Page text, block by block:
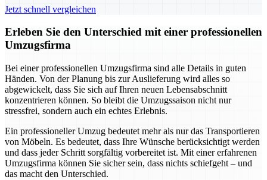
Jetzt schnell vergleichen
Erleben Sie den Unterschied mit einer professionellen
Umzugsfirma
Bei einer professionellen Umzugsfirma sind alle Details in guten
Händen. Von der Planung bis zur Auslieferung wird alles so
abgewickelt, dass Sie sich auf Ihren neuen Lebensabschnitt
konzentrieren können. So bleibt die Umzugssaison nicht nur
stressfrei, sondern auch ein echtes Erlebnis.
Ein professioneller Umzug bedeutet mehr als nur das Transportieren
von Möbeln. Es bedeutet, dass Ihre Wünsche berücksichtigt werden
und dass jeder Schritt sorgfältig vorbereitet ist. Mit einer erfahrenen
Umzugsfirma können Sie sicher sein, dass nichts schiefgeht – und
das macht den Unterschied.